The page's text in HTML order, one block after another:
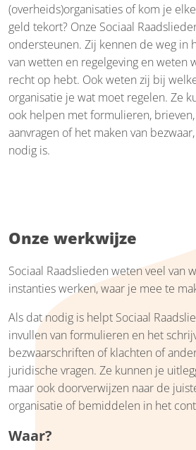
(overheids)organisaties of kom je
geld tekort? Onze Sociaal
ondersteunen. Zij kennen de weg in
van wetten en regelgeving en weten
recht op hebt. Ook weten zij bij
organisatie je wat moet regelen. Ze
ook helpen met formulieren,
aanvragen of het maken van
nodig is.
Onze werkwijze
Sociaal Raadslieden weten veel van
instanties werken, waar je mee te
Als dat nodig is helpt Sociaal
invullen van formulieren en het
bezwaarschriften of klachten of
juridische vragen. Ze kunnen je
maar ook doorverwijzen naar de
organisatie of bemiddelen in het
Waar?